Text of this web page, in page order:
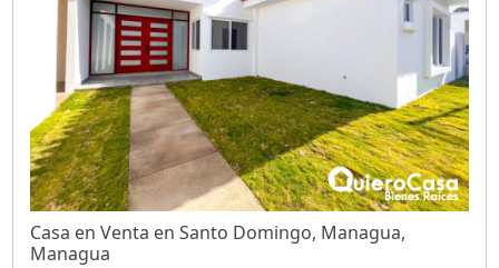
Casa en Venta en Santo Domingo, Managua,
Managua